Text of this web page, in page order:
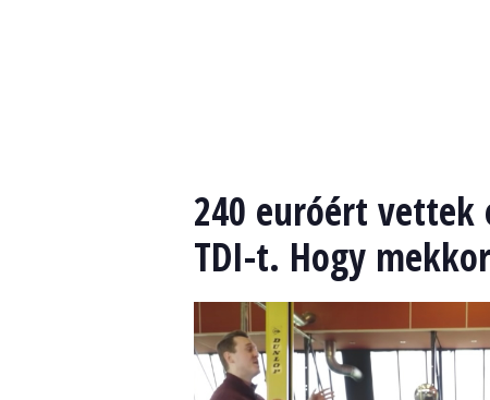
240 euróért
TDI-t. Hogy